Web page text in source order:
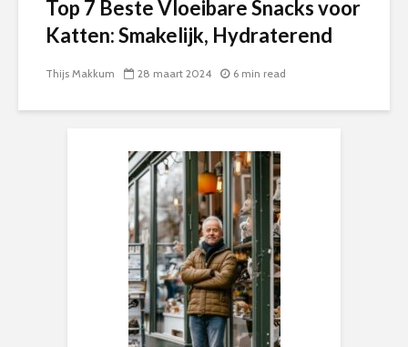
Top 7 Beste Vloeibare Snacks voor
Katten: Smakelijk, Hydraterend
Thijs Makkum 28 maart 2024 6 min read